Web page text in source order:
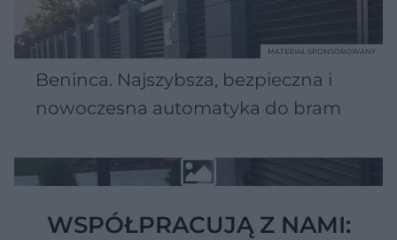
Beninca. Najszybsza, bezpieczna i
nowoczesna automatyka do bram
MATERIAŁ SPONSOROWANY
WSPÓŁPRACUJĄ Z NAMI: